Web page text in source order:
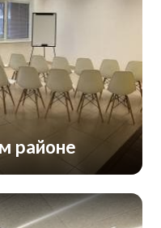
районе